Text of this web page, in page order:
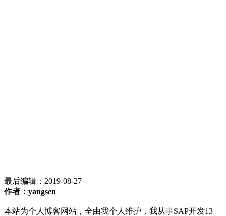
最后编辑： 2019-08-27
作者：yangsen
本站为个人博客网站，全由我个人维护，我从事SAP开发13